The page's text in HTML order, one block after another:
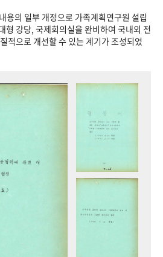
용의 일부 개정으로 가족계획연구원 설립
형 강당, 국제회의실을 완비하여 국내외 전
적으로 개선할 수 있는 계기가 조성되었